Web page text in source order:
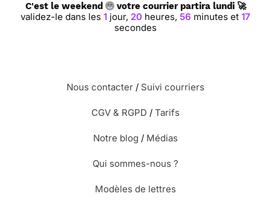
C'est le weekend votre courrier partira lundi 🚀
validez-le dans les 1jour, 20heures, 56 minutes et 16
secondes
Nous contacter / Suivi courriers
CGV & RGPD / Tarifs
Notre blog / Médias
Qui sommes-nous ?
Modèles de lettres